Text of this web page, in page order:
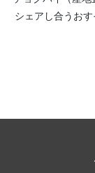
シェアし合う お